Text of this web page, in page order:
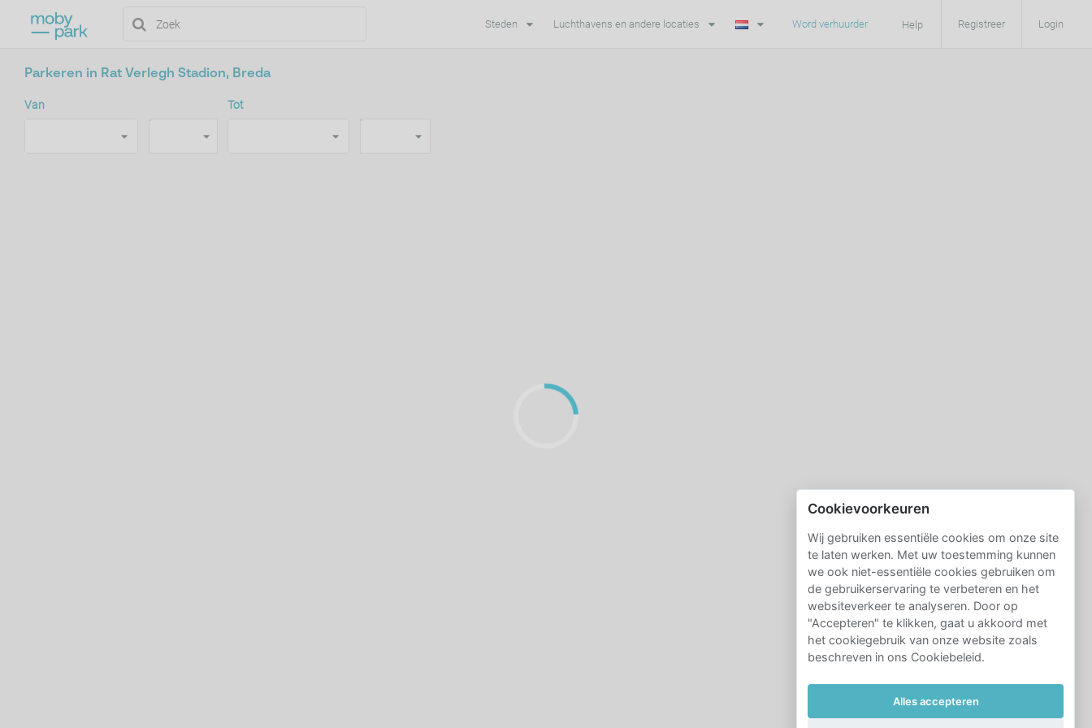
Word verhuurder Help Registreer Login
Steden Luchthavens en andere locaties
Parkeren in Rat Verlegh Stadion, Breda
Van Tot
Cookievoorkeuren
Wij gebruiken essentiële cookies om onze site
te laten werken. Met uw toestemming kunnen
we ook niet-essentiële cookies gebruiken om
de gebruikerservaring te verbeteren en het
websiteverkeer te analyseren. Door op
"Accepteren" te klikken, gaat u akkoord met
het cookiegebruik van onze website zoals
beschreven in ons Cookiebeleid.
Alles accepteren